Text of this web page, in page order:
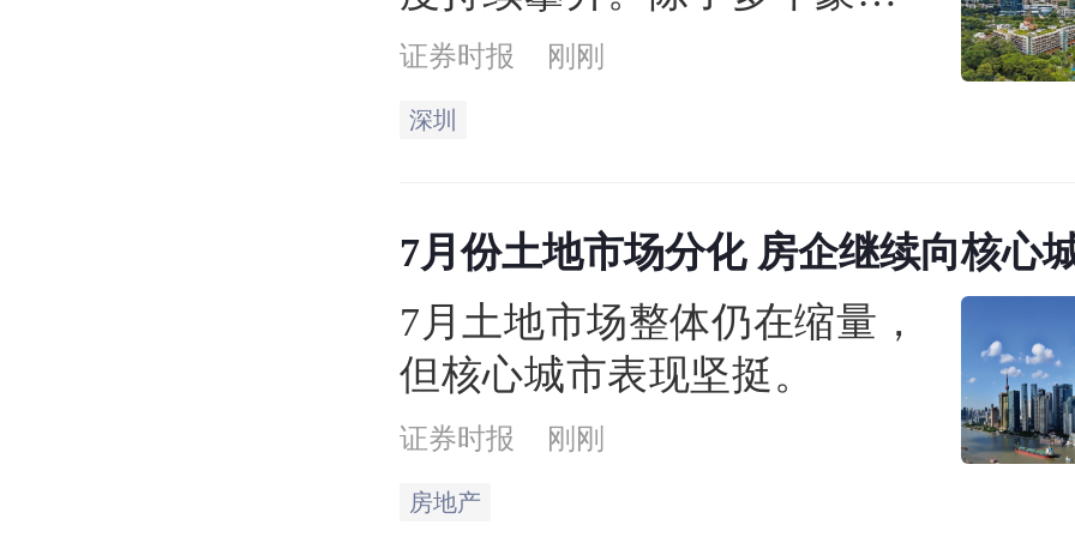
新房项目持续热销，二手房
市场上的豪宅成交也明显回
证券时报 刚刚
深圳
7月份土地市场分化 房企继续向核心
7月土地市场整体仍在缩量，
但核心城市表现坚挺。
证券时报 刚刚
房地产